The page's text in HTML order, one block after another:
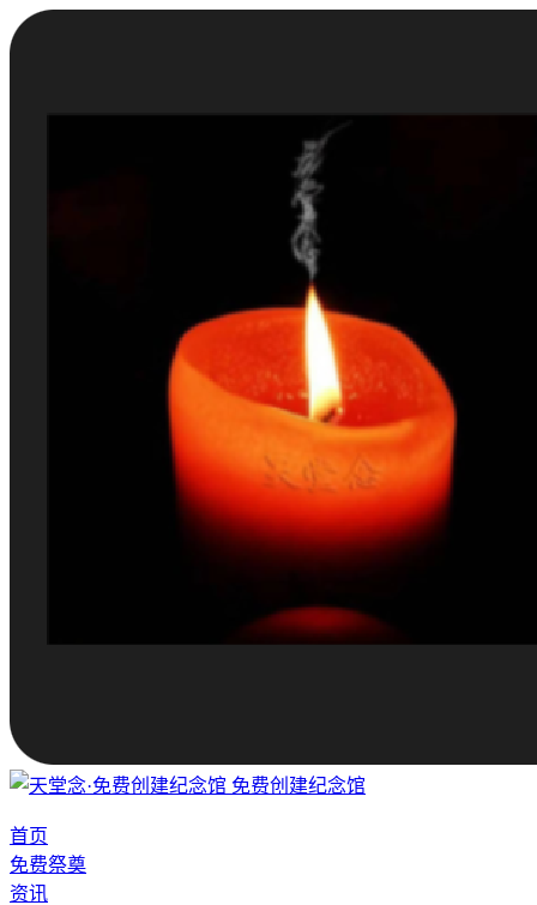
免费创建纪念馆
首页
免费祭奠
资讯